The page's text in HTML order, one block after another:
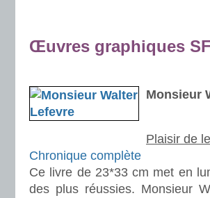
Œuvres graphiques
Monsieur
Plaisir de
Chronique complète
Ce livre de 23*33 cm met en
des plus réussies. Monsieur